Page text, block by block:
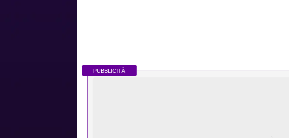
PUBBLICITÀ